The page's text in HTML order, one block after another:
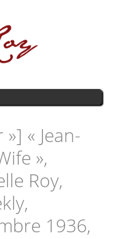
« Jean-
»,
Roy,
1936,